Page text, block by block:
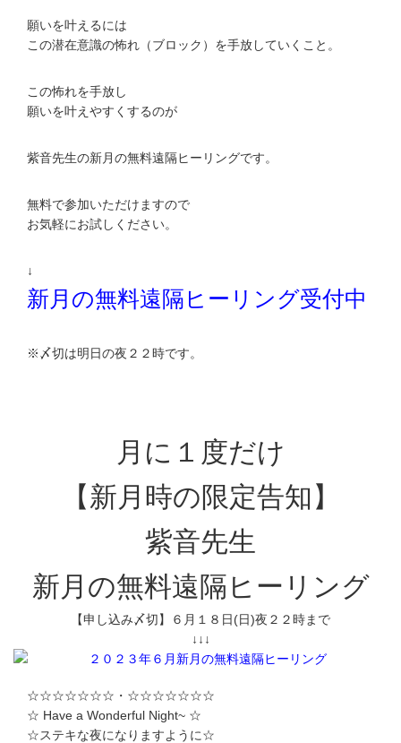
願いを叶えるには
この潜在意識の怖れ（ブロック）を手放していくこと。
この怖れを手放し
願いを叶えやすくするのが
紫音先生の新月の無料遠隔ヒーリングです。
無料で参加いただけますので
お気軽にお試しください。
↓
新月の無料遠隔ヒーリング受付中
※〆切は明日の夜２２時です。
月に１度だけ
【新月時の限定告知】
紫音先生
新月の無料遠隔ヒーリング
【申し込み〆切】６月１８日(日)夜２２時まで
↓↓↓
☆☆☆☆☆☆☆・☆☆☆☆☆☆☆
☆ Have a Wonderful Night~ ☆
☆ステキな夜になりますように☆